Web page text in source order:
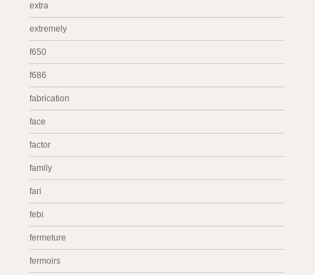
extra
extremely
f650
f686
fabrication
face
factor
family
fari
febi
fermeture
fermoirs